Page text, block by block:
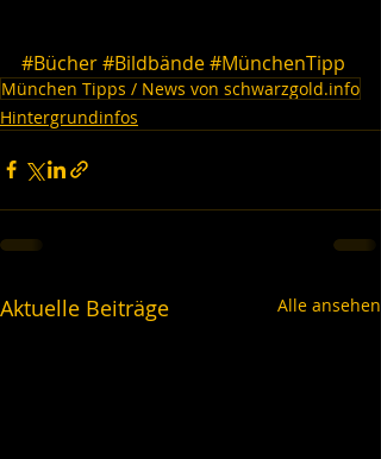
#Bücher#Bildbände#MünchenTipp
München Tipps / News von schwarzgold.info
Hintergrundinfos
Aktuelle Beiträge Alle ansehen